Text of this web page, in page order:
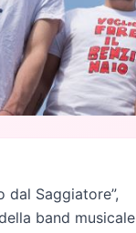
Saggiatore”,
band musicale